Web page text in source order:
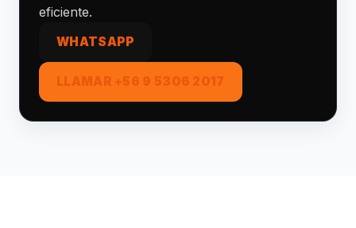
eficiente.
WHATSAPP
LLAMAR +56 9 5306 2017